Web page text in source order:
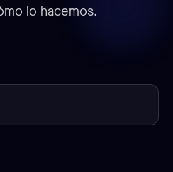
lo hacemos.